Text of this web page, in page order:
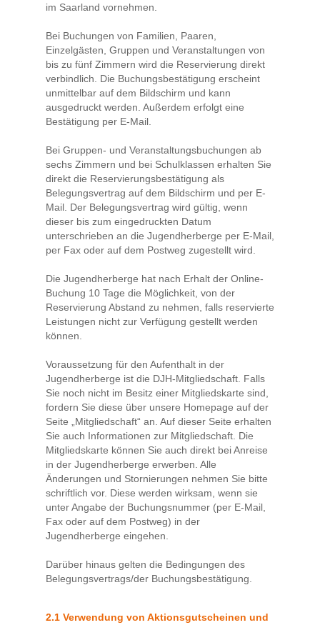
im Saarland vornehmen.
Bei Buchungen von Familien, Paaren,
Einzelgästen, Gruppen und Veranstaltungen von
bis zu fünf Zimmern wird die Reservierung direkt
verbindlich. Die Buchungsbestätigung erscheint
unmittelbar auf dem Bildschirm und kann
ausgedruckt werden. Außerdem erfolgt eine
Bestätigung per E-Mail.
Bei Gruppen- und Veranstaltungsbuchungen ab
sechs Zimmern und bei Schulklassen erhalten Sie
direkt die Reservierungsbestätigung als
Belegungsvertrag auf dem Bildschirm und per E-
Mail. Der Belegungsvertrag wird gültig, wenn
dieser bis zum eingedruckten Datum
unterschrieben an die Jugendherberge per E-Mail,
per Fax oder auf dem Postweg zugestellt wird.
Die Jugendherberge hat nach Erhalt der Online-
Buchung 10 Tage die Möglichkeit, von der
Reservierung Abstand zu nehmen, falls reservierte
Leistungen nicht zur Verfügung gestellt werden
können.
Voraussetzung für den Aufenthalt in der
Jugendherberge ist die DJH-Mitgliedschaft. Falls
Sie noch nicht im Besitz einer Mitgliedskarte sind,
fordern Sie diese über unsere Homepage auf der
Seite „Mitgliedschaft“ an. Auf dieser Seite erhalten
Sie auch Informationen zur Mitgliedschaft. Die
Mitgliedskarte können Sie auch direkt bei Anreise
in der Jugendherberge erwerben. Alle
Änderungen und Stornierungen nehmen Sie bitte
schriftlich vor. Diese werden wirksam, wenn sie
unter Angabe der Buchungsnummer (per E-Mail,
Fax oder auf dem Postweg) in der
Jugendherberge eingehen.
Darüber hinaus gelten die Bedingungen des
Belegungsvertrags/der Buchungsbestätigung.
2.1 Verwendung von Aktionsgutscheinen und